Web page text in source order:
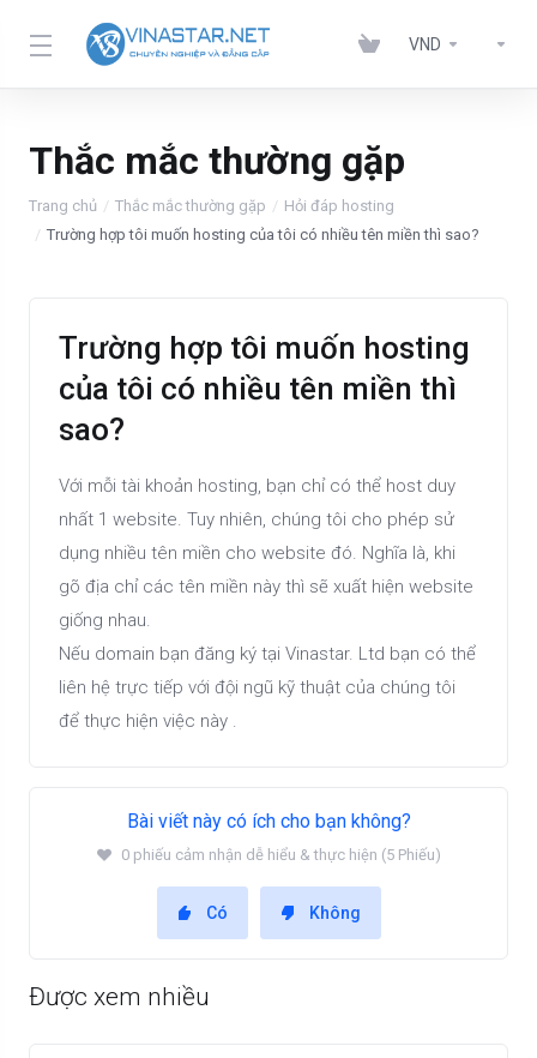
VND
Thắc mắc thường gặp
Trang chủ Thắc mắc thường gặp
Hỏi đáp hosting
Trường hợp tôi muốn hosting của tôi có nhiều tên miền thì sao?
Trường hợp tôi muốn hosting
của tôi có nhiều tên miền thì
sao?
Với mỗi tài khoản hosting, bạn chỉ có thể host duy
nhất 1 website. Tuy nhiên, chúng tôi cho phép sử
dụng nhiều tên miền cho website đó. Nghĩa là, khi
gõ địa chỉ các tên miền này thì sẽ xuất hiện website
giống nhau.
Nếu domain bạn đăng ký tại Vinastar. Ltd bạn có thể
liên hệ trực tiếp với đội ngũ kỹ thuật của chúng tôi
để thực hiện việc này .
Bài viết này có ích cho bạn không?
0 phiếu cảm nhận dễ hiểu & thực hiện (5 Phiếu)
Có Không
Được xem nhiều